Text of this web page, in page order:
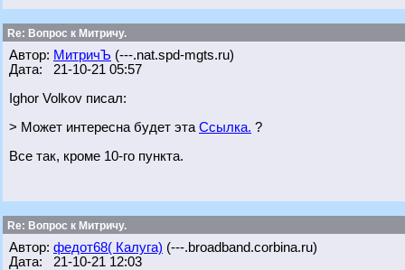
Re: Вопрос к Митричу.
Автор: МитричЪ (---.nat.spd-mgts.ru)
Дата: 21-10-21 05:57
Ighor Volkov писал:
> Может интересна будет эта Ссылка. ?
Все так, кроме 10-го пункта.
Re: Вопрос к Митричу.
Автор: федот68( Калуга) (---.broadband.corbina.ru)
Дата: 21-10-21 12:03